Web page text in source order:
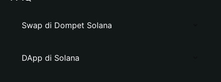
Swap di Dompet Solana
DApp di Solana